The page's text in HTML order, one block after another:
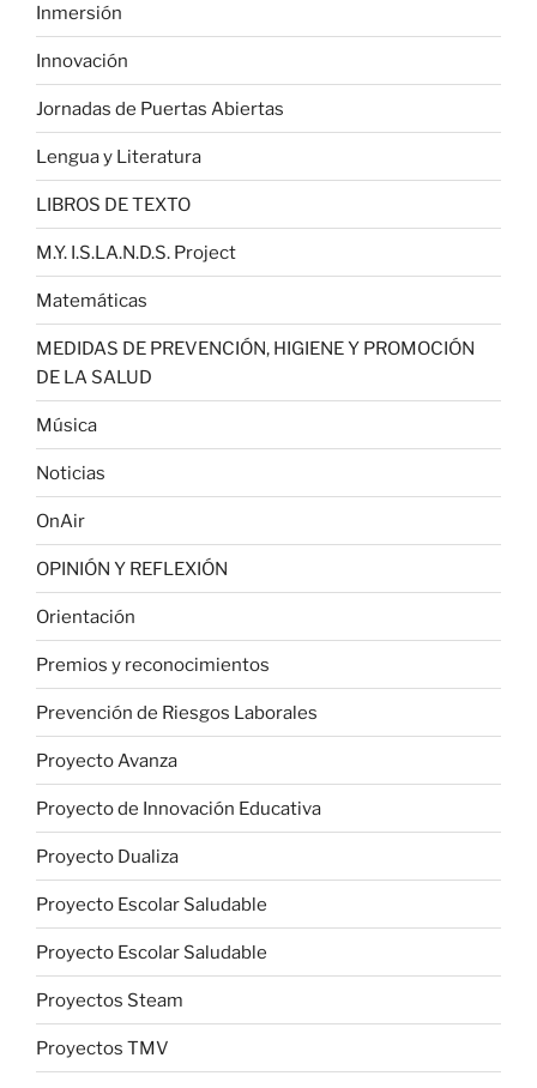
Inmersión
Innovación
Jornadas de Puertas Abiertas
Lengua y Literatura
LIBROS DE TEXTO
M.Y. I.S.LA.N.D.S. Project
Matemáticas
MEDIDAS DE PREVENCIÓN, HIGIENE Y PROMOCIÓN
DE LA SALUD
Música
Noticias
OnAir
OPINIÓN Y REFLEXIÓN
Orientación
Premios y reconocimientos
Prevención de Riesgos Laborales
Proyecto Avanza
Proyecto de Innovación Educativa
Proyecto Dualiza
Proyecto Escolar Saludable
Proyecto Escolar Saludable
Proyectos Steam
Proyectos TMV